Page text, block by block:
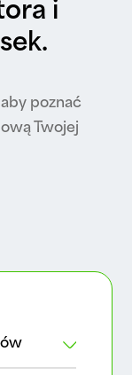
i
poznać
Twojej